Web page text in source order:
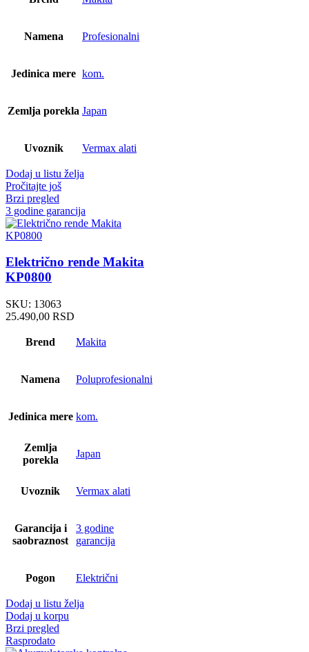
Namena Profesionalni
Jedinica mere kom.
Zemlja porekla Japan
Uvoznik Vermax alati
Dodaj u listu želja
Pročitajte još
Brzi pregled
3 godine garancija
Električno rende Makita
KP0800
SKU: 13063
25.490,00 RSD
Brend Makita
Namena Poluprofesionalni
Jedinica mere kom.
Zemlja
porekla
Japan
Uvoznik Vermax alati
Garancija i
saobraznost
3 godine
garancija
Pogon Električni
Dodaj u listu želja
Dodaj u korpu
Brzi pregled
Rasprodato